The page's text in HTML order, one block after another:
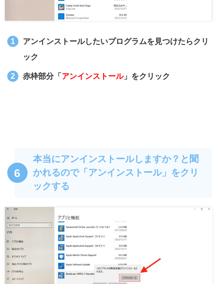
アンインストールしたいプログラムを見つけたらクリ
ック
赤枠部分「 アンインストール」をクリック
6
本当にアンインストールしますか？と聞
かれるので「アンインストール」をクリ
ックする